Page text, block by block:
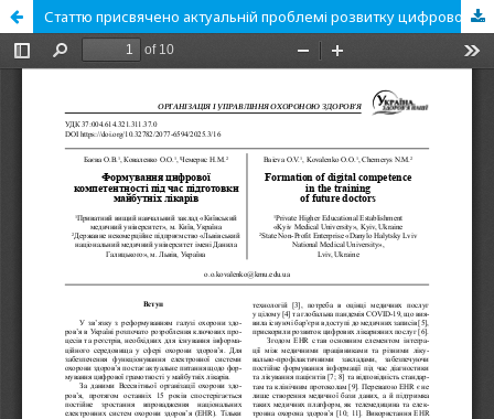
Статтю присвячено актуальній проблемі розвитку цифрової компетентності у майбутніх лікарів. Розглянуто розроблену структурно-логічну схему формування цифрових компетенцій у студентів медичних ВНЗ. Представлено досвід упровадження інноваційних освітніх ком